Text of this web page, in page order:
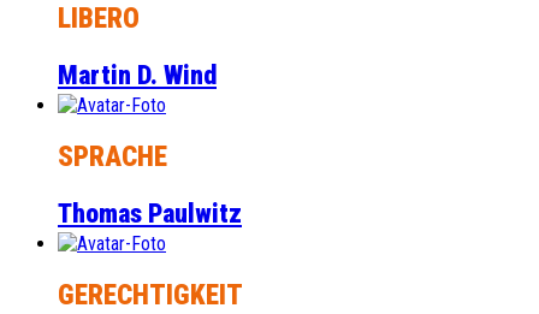
LIBERO
Martin D. Wind
SPRACHE
Thomas Paulwitz
GERECHTIGKEIT